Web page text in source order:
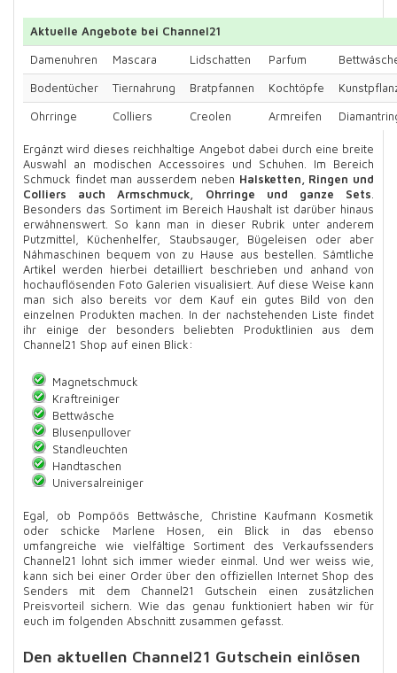
Aktuelle Angebote bei Channel21
Damenuhren
Mascara Lidschatten Parfum
Bodentücher
Tiernahrung Bratpfannen Kochtöpfe
Ohrringe
Colliers Creolen Armreifen
Ergänzt wird dieses reichhaltige Angebot dabei durch eine breite
Auswahl an modischen Accessoires und Schuhen. Im Bereich
Schmuck findet man ausserdem neben Halsketten, Ringen und
Colliers auch Armschmuck, Ohrringe und ganze Sets.
Besonders das Sortiment im Bereich Haushalt ist darüber hinaus
erwähnenswert. So kann man in dieser Rubrik unter anderem
Putzmittel, Küchenhelfer, Staubsauger, Bügeleisen oder aber
Nähmaschinen bequem von zu Hause aus bestellen. Sämtliche
Artikel werden hierbei detailliert beschrieben und anhand von
hochauflösenden Foto Galerien visualisiert. Auf diese Weise kann
man sich also bereits vor dem Kauf ein gutes Bild von den
einzelnen Produkten machen. In der nachstehenden Liste findet
ihr einige der besonders beliebten Produktlinien aus dem
Channel21 Shop auf einen Blick:
Magnetschmuck
Kraftreiniger
Bettwäsche
Blusenpullover
Standleuchten
Handtaschen
Universalreiniger
Egal, ob Pompöös Bettwäsche, Christine Kaufmann Kosmetik
oder schicke Marlene Hosen, ein Blick in das ebenso
umfangreiche wie vielfältige Sortiment des Verkaufssenders
Channel21 lohnt sich immer wieder einmal. Und wer weiss wie,
kann sich bei einer Order über den offiziellen Internet Shop des
Senders mit dem Channel21 Gutschein einen zusätzlichen
Preisvorteil sichern. Wie das genau funktioniert haben wir für
euch im folgenden Abschnitt zusammen gefasst.
Den aktuellen Channel21 Gutschein einlösen